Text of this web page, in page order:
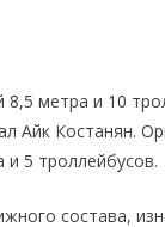
8,5 метра и 10
Айк Костанян.
и 5 троллейбусов.
состава,